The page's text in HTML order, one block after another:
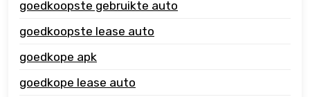
goedkoopste gebruikte auto
goedkoopste lease auto
goedkope apk
goedkope lease auto